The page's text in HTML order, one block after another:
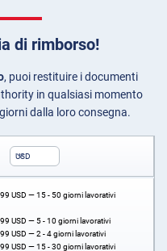
di rimborso!
, puoi restituire i documenti
in qualsiasi momento
dalla loro consegna.
USD
USD — 15 - 50 giorni lavorativi
USD — 5 - 10 giorni lavorativi
USD — 2 - 4 giorni lavorativi
USD — 15 - 30 giorni lavorativi